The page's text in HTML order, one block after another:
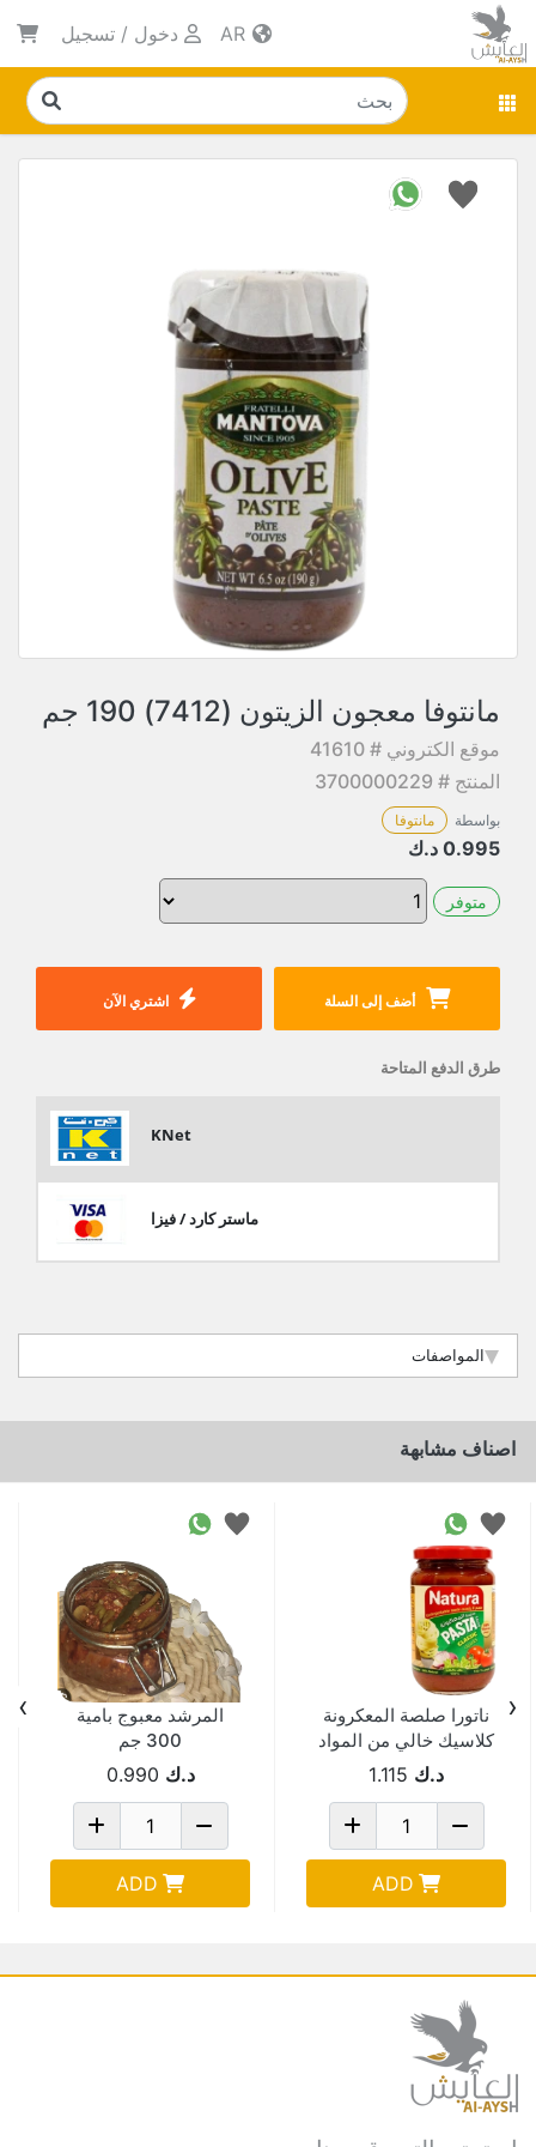
دخول / تسجيل
مانتوفا معجون الزيتون (7412) 190 جم
موقع الكتروني # 41610
المنتج # 3700000229
بواسطة مانتوفا
0.995 د.ك
متوفر
أضف إلى السلة اشتري الآن
طرق الدفع المتاحة
KNet
ماستر كارد / فيزا
المواصفات
اصناف مشابهة
ناتورا صلصة المعكرونة
كلاسيك خالي من المواد
الحافظة 360 جم
د.ك 1.115
ADD
المرشد معبوج بامية
300 جم
د.ك 0.990
ADD
‹
›